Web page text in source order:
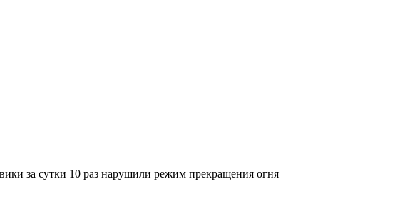
за сутки 10 раз нарушили режим прекращения огня